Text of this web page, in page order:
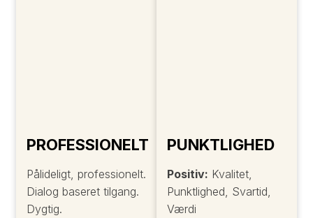
PROFESSIONELT
Pålideligt, professionelt.
Dialog baseret tilgang.
Dygtig.
PUNKTLIGHED
Positiv: Kvalitet,
Punktlighed, Svartid,
Værdi